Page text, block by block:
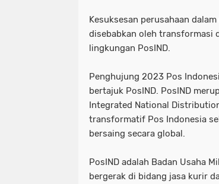
Kesuksesan perusahaan
disebabkan oleh transformasi
lingkungan PosIND.
Penghujung 2023 Pos
bertajuk PosIND. PosIND
Integrated National
transformatif Pos Indonesia
bersaing secara global.
PosIND adalah Badan Usaha
bergerak di bidang jasa kurir